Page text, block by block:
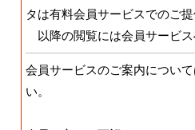
タは有料会員サービスでのご
以降の閲覧には会員サービス
会員サービスのご案内につい
い。